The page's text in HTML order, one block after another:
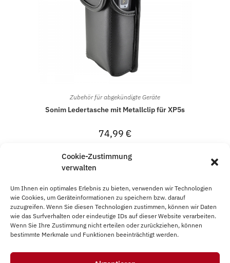
Cookie-Zustimmung
verwalten
Um Ihnen ein optimales Erlebnis zu bieten, verwenden wir Technologien
wie Cookies, um Geräteinformationen zu speichern bzw. darauf
zuzugreifen. Wenn Sie diesen Technologien zustimmen, können wir Daten
wie das Surfverhalten oder eindeutige IDs auf dieser Website verarbeiten.
Wenn Sie Ihre Zustimmung nicht erteilen oder zurückziehen, können
bestimmte Merkmale und Funktionen beeinträchtigt werden.
Zubehör für abgekündigte Geräte
Sonim Ledertasche mit Metallclip für XP5s
74,99 €
In den Warenkorb
Vertrag widerrufen